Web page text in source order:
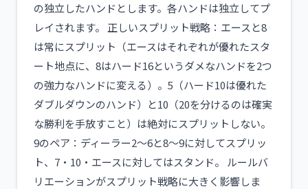
の独立したハンドとします。各ハンドは独立してプ
レイされます。 正しいスプリット戦略：エースと8
は常にスプリット（エースはそれぞれが優れたスタ
ート地点に、8はハード16というダメなハンドを2つ
の強力なハンドに変える）。5（ハード10は優れた
ダブルダウンのハンド）と10（20を分けるのは確実
な勝利を手放すこと）は絶対にスプリットしない。
9のペア：ディーラー2〜6と8〜9に対してスプリッ
ト、7・10・エースに対してはスタンド。 ルールバ
リエーションがスプリット戦略に大きく影響しま